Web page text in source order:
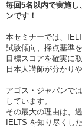
毎回5名以内で実施し
ンです！
本セミナーでは、
試験傾向、採点基準
目標スコアを確実に
日本人講師が分かり
アゴス・ジャパンで
しています。
その最大の理由は、
IELTS を知り尽くし